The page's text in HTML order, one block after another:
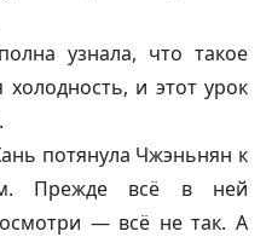
узнала, что такое
и этот урок
потянула Чжэньнян к
Прежде всё в ней
— всё не так. А